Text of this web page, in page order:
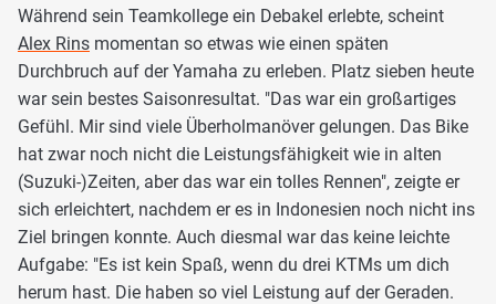
Während sein Teamkollege ein Debakel erlebte, scheint
Alex Rins momentan so etwas wie einen späten
Durchbruch auf der Yamaha zu erleben. Platz sieben heute
war sein bestes Saisonresultat. "Das war ein großartiges
Gefühl. Mir sind viele Überholmanöver gelungen. Das Bike
hat zwar noch nicht die Leistungsfähigkeit wie in alten
(Suzuki-)Zeiten, aber das war ein tolles Rennen", zeigte er
sich erleichtert, nachdem er es in Indonesien noch nicht ins
Ziel bringen konnte. Auch diesmal war das keine leichte
Aufgabe: "Es ist kein Spaß, wenn du drei KTMs um dich
herum hast. Die haben so viel Leistung auf der Geraden.